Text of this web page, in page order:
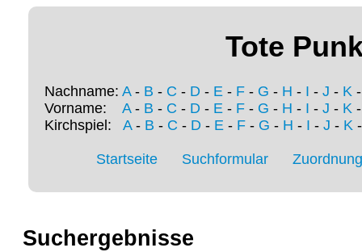
Tote
Nachname: A- B - C - D - E - F - G - H - I - J - K
Vorname: A- B - C - D - E - F - G - H - I - J - K
Kirchspiel: A- B - C - D- E- F- G - H - I - J - K
Startseite Suchformular
Suchergebnisse